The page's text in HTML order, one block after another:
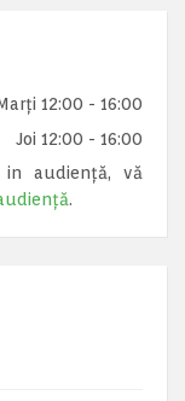
12:00 - 16:00
Joi 12:00 - 16:00
in audiență, vă
.